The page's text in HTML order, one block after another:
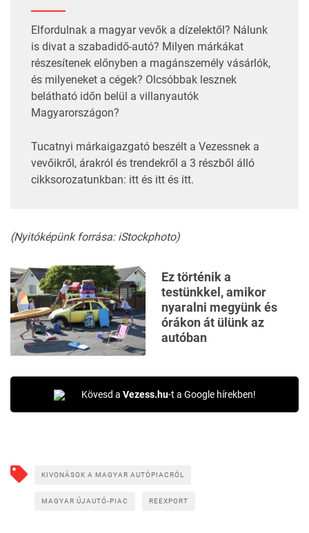
Elfordulnak a magyar vevők a dízelektől? Nálunk
is divat a szabadidő-autó? Milyen márkákat
részesítenek előnyben a magánszemély vásárlók,
és milyeneket a cégek? Olcsóbbak lesznek
belátható időn belül a villanyautók
Magyarországon?
Tucatnyi márkaigazgató beszélt a Vezessnek a
vevőikről, árakról és trendekről a 3 részből álló
cikksorozatunkban: itt és itt és itt.
(Nyitóképünk forrása: iStockphoto)
Ez történik a
testünkkel, amikor
nyaralni megyünk és
órákon át ülünk az
autóban
Kövesd a Vezess.hu-t a Google hírekben!
KIVONÁSOK A MAGYAR AUTÓPIACRÓL
MAGYAR ÚJAUTÓ-PIAC REEXPORT